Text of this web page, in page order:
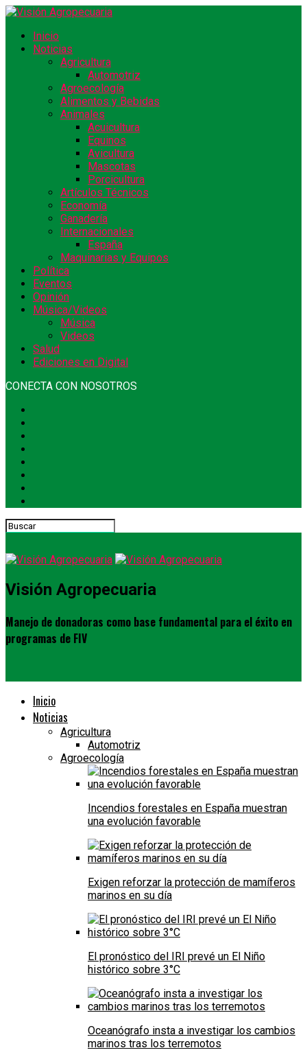
Inicio
Noticias
Agricultura
Automotriz
Agroecología
Alimentos y Bebidas
Animales
Acuicultura
Equinos
Avicultura
Mascotas
Porcicultura
Artículos Técnicos
Economía
Ganadería
Internacionales
España
Maquinarias y Equipos
Política
Eventos
Opinión
Música/Videos
Música
Videos
Salud
Ediciones en Digital
CONECTA CON NOSOTROS
Visión Agropecuaria
Manejo de donadoras como base fundamental para el éxito en
programas de FIV
Inicio
Noticias
Agricultura
Automotriz
Agroecología
Incendios forestales en España muestran
una evolución favorable
Exigen reforzar la protección de mamíferos
marinos en su día
El pronóstico del IRI prevé un El Niño
histórico sobre 3°C
Oceanógrafo insta a investigar los cambios
marinos tras los terremotos